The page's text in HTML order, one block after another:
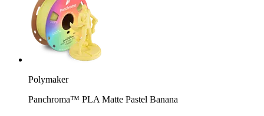
Polymaker
Panchroma™ PLA Matte Pastel Banana